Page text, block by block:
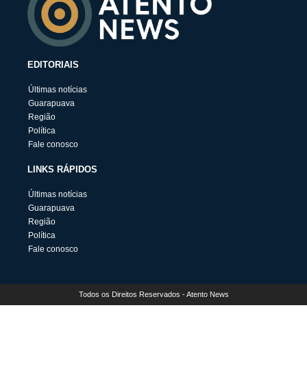
EDITORIAIS
Últimas notícias
Guarapuava
Região
Política
Fale conosco
LINKS RÁPIDOS
Últimas notícias
Guarapuava
Região
Política
Fale conosco
Todos os Direitos Reservados - Atento News